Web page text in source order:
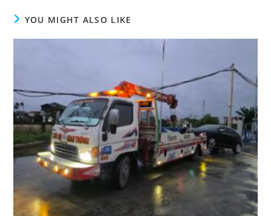
YOU MIGHT ALSO LIKE